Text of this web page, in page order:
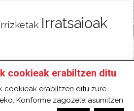
Irratsaioak
FACEBOOK
SARRERA
cookieak erabiltzen ditu
cookieak erabiltzen ditu zure
Konforme zagozela asumitzen